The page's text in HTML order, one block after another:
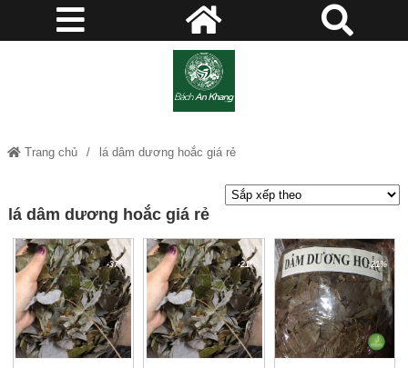
Trang chủ lá dâm dương hoắc giá rẻ
lá dâm dương hoắc giá rẻ
-37% -21% -21%